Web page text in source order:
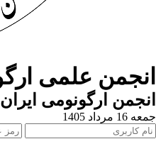
انجمن علمی
انجمن ارگونومی ایران iehfs
جمعه 16 مرداد 1405